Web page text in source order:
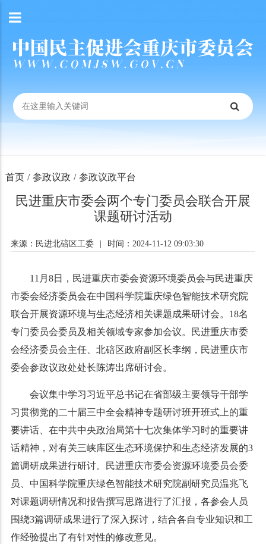
首页 / 参政议政 / 参政议政平台
民进重庆市委会两个专门委员会联合开展
课题研讨活动
来源：民进北碚区工委 时间：2024-11-12 09:03:30
11 月 8日，民进重庆市委会资源环境委员会与民进重庆
市委会经济委员会在中国科学院重庆绿色智能技术研究院
联合开展资源环境与生态经济相关课题成果研讨会。 18名
专门委员会委员及相关领域专家参加会议。民进重庆市委
会经济委员会主任、北碚区政府副区长李纲，民进重庆市
委会参政议政处处长陈涛出席研讨会。
会议集中学习习近平总书记在省部级主要领导干部学
习贯彻党的二十届三中全会精神专题研讨班开班式上的重
要讲话、在中共中央政治局第十七次集体学习时的重要讲
话精神，对有关三峡库区生态环境保护和生态经济发展的3
篇调研成果进行研讨。民进重庆市委会资源环境委员会委
员、中国科学院重庆绿色智能技术研究院副研究员温兆飞
对课题调研情况和报告撰写思路进行了汇报，各参会人员
围绕3篇调研成果进行了深入探讨，结合各自专业知识和工
作经验提出了有针对性的修改意见。